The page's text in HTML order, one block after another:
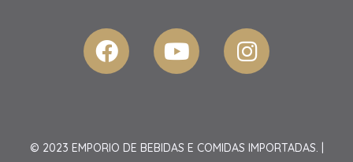
© 2023 EMPORIO DE BEBIDAS E COMIDAS IMPORTADAS. |